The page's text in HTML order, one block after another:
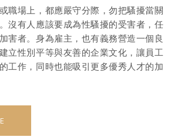
職場上，都應嚴守分際，勿把騷擾當關
沒有人應該要成為性騷擾的受害者，任
害者。身為雇主，也有義務營造一個良
立性別平等與友善的企業文化，讓員工
工作，同時也能吸引更多優秀人才的加